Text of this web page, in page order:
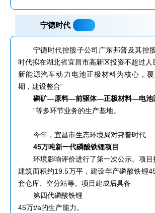
宁德时代
宁德时代控股子公司广东邦普及其控
时代拟在湖北省宜昌市高新区投资不超过人
新能源汽车动力电池正极材料为核心，
期，建设整合“
磷矿—原料—前驱体—正极材料—电池
”等多环节业务的生产基地。
今年，宜昌市生态环境局对邦普时代
45万吨新一代磷酸铁锂项目
环境影响评价进行了第一次公示。项目
建筑面积约19.5万平，建设年产磷酸铁锂
套仓库、空分站等。项目建成后具备
第四代磷酸铁锂
45万t/a的生产能力。